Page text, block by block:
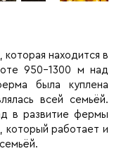
находится в
950-1300 м над
была куплена
всей семьёй.
в развитие фермы
который работает и